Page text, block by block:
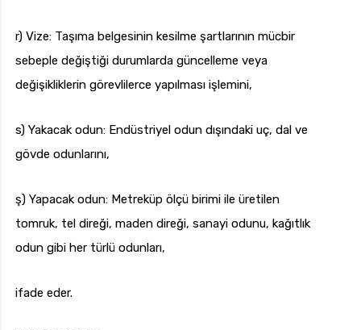
r) Vize: Taşıma belgesinin kesilme şartlarının mücbir
sebeple değiştiği durumlarda güncelleme veya
değişikliklerin görevlilerce yapılması işlemini,
s) Yakacak odun: Endüstriyel odun dışındaki uç, dal ve
gövde odunlarını,
ş) Yapacak odun: Metreküp ölçü birimi ile üretilen
tomruk, tel direği, maden direği, sanayi odunu, kağıtlık
odun gibi her türlü odunları,
ifade eder.